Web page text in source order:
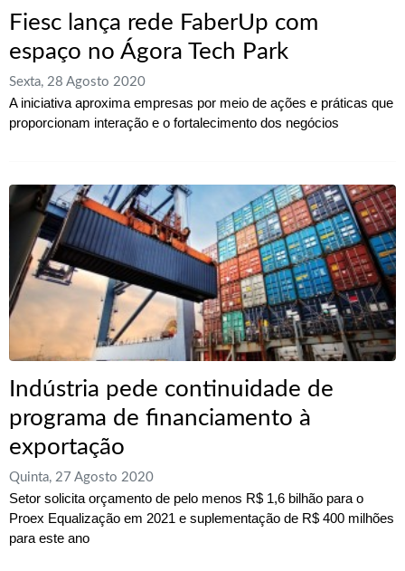
Fiesc lança rede FaberUp com
espaço no Ágora Tech Park
Sexta, 28 Agosto 2020
A iniciativa aproxima empresas por meio de ações e práticas que
proporcionam interação e o fortalecimento dos negócios
Indústria pede continuidade de
programa de financiamento à
exportação
Quinta, 27 Agosto 2020
Setor solicita orçamento de pelo menos R$ 1,6 bilhão para o
Proex Equalização em 2021 e suplementação de R$ 400 milhões
para este ano